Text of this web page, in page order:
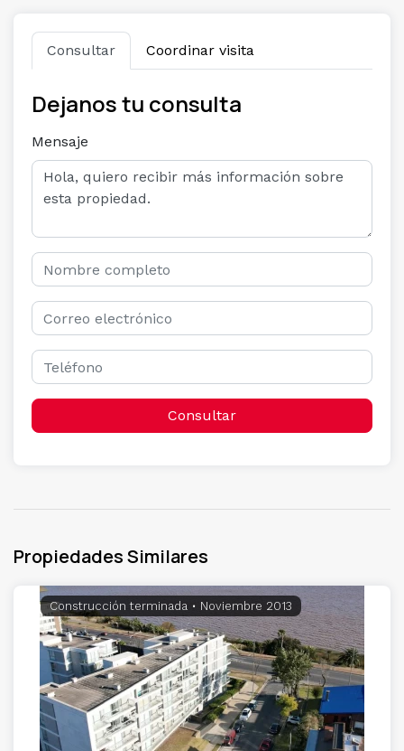
Consultar Coordinar visita
Dejanos tu consulta
Mensaje
Consultar
Propiedades Similares
Construcción terminada • Noviembre 2013